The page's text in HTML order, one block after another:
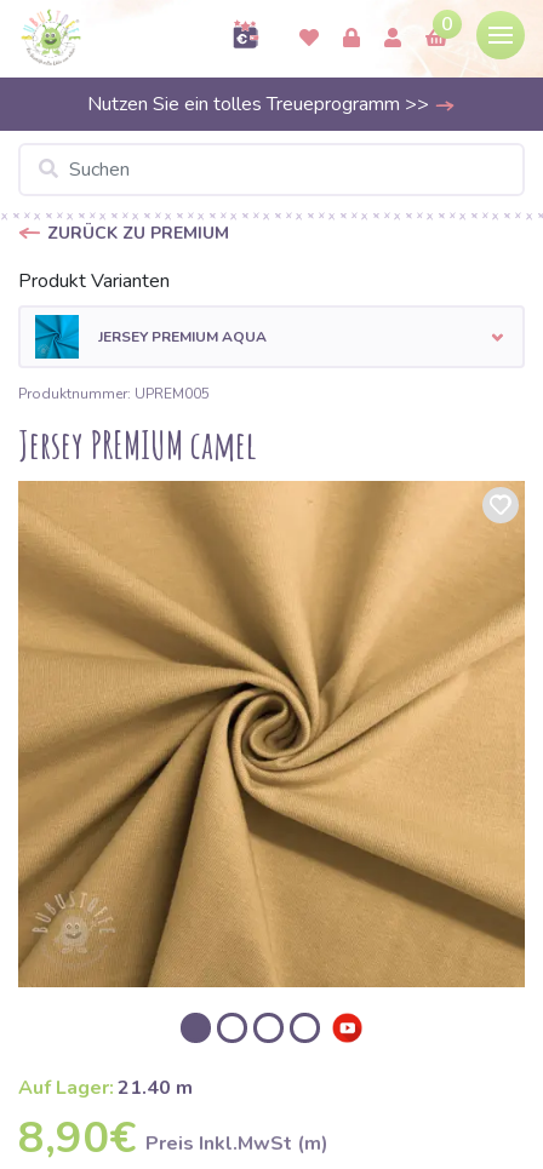
0
Nutzen Sie ein tolles Treueprogramm >>
ZURÜCK ZU PREMIUM
Produkt Varianten
JERSEY PREMIUM AQUA
Produktnummer: UPREM005
Jersey PREMIUM camel
Auf Lager:21.40 m
8,90€ Preis Inkl.MwSt (m)